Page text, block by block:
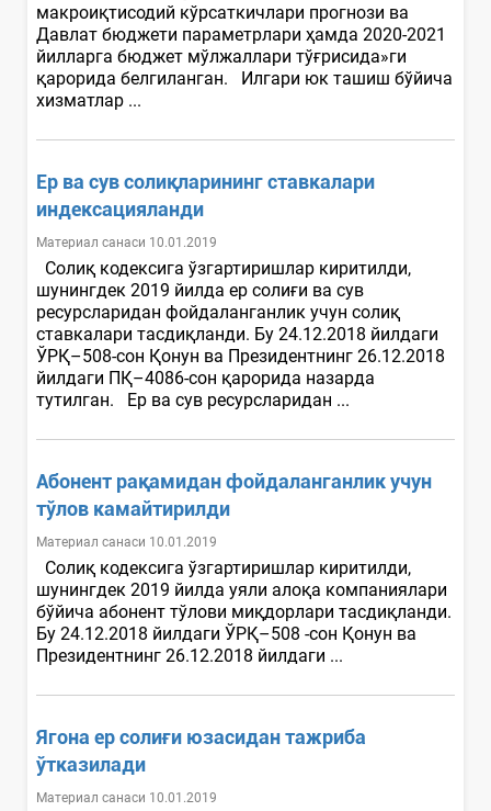
макроиқтисодий кўрсаткичлари прогнози ва
Давлат бюджети параметрлари ҳамда 2020-2021
йилларга бюджет мўлжаллари тўғрисида»ги
қарорида белгиланган. Илгари юк ташиш бўйича
хизматлар ...
Ер ва сув солиқларининг ставкалари
индексацияланди
Материал санаси 10.01.2019
Солиқ кодексига ўзгартиришлар киритилди,
шунингдек 2019 йилда ер солиғи ва сув
ресурсларидан фойдаланганлик учун солиқ
ставкалари тасдиқланди. Бу 24.12.2018 йилдаги
ЎРҚ–508-сон Қонун ва Президентнинг 26.12.2018
йилдаги ПҚ–4086-сон қарорида назарда
тутилган. Ер ва сув ресурсларидан ...
Абонент рақамидан фойдаланганлик учун
тўлов камайтирилди
Материал санаси 10.01.2019
Солиқ кодексига ўзгартиришлар киритилди,
шунингдек 2019 йилда уяли алоқа компаниялари
бўйича абонент тўлови миқдорлари тасдиқланди.
Бу 24.12.2018 йилдаги ЎРҚ–508 -сон Қонун ва
Президентнинг 26.12.2018 йилдаги ...
Ягона ер солиғи юзасидан тажриба
ўтказилади
Материал санаси 10.01.2019